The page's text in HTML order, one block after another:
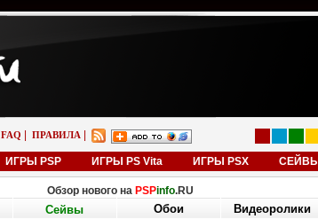
FAQ ПРАВИЛА
ИГРЫ PSP ИГРЫ PS Vita ИГРЫ PSX СЕЙВЫ
Обзор нового на PSPinfo.RU
Сейвы Обои Видеоролики